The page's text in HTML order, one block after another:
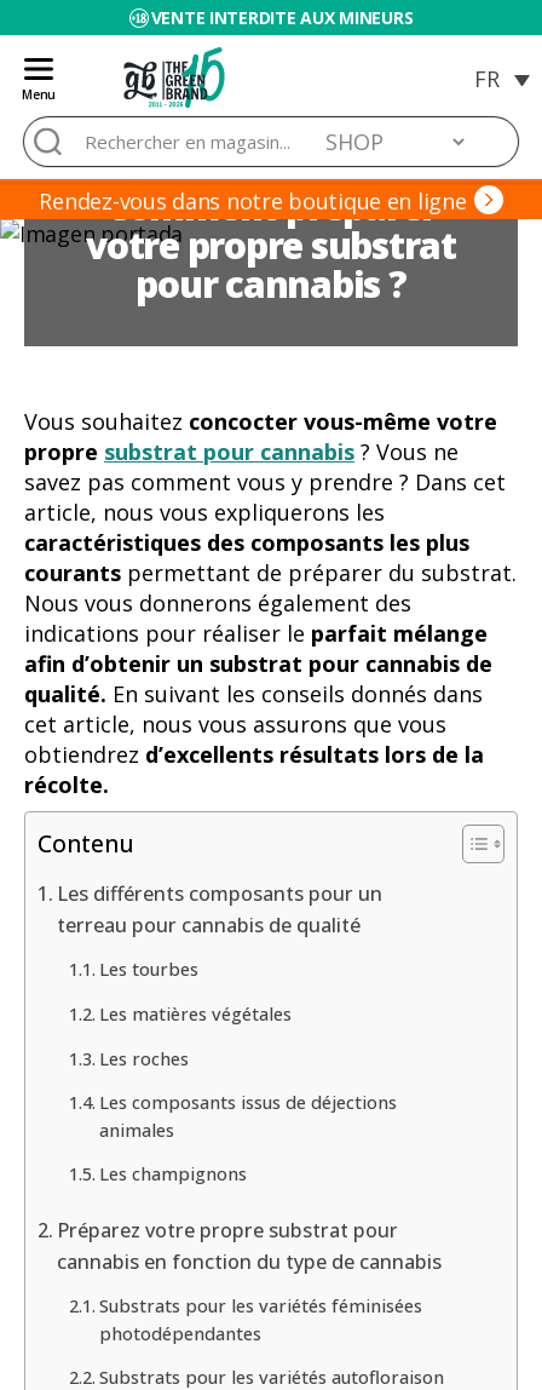
VENTE INTERDITE AUX MINEURS
Menu
Blog
de
Grow
Barato
Rechercher :
Rendez-vous dans notre boutique en ligne
Comment préparer
votre propre substrat
pour cannabis ?
Vous souhaitez concocter vous-même votre
propre substrat pour cannabis ? Vous ne
savez pas comment vous y prendre ? Dans cet
article, nous vous expliquerons les
caractéristiques des composants les plus
courants permettant de préparer du substrat.
Nous vous donnerons également des
indications pour réaliser le parfait mélange
afin d’obtenir un substrat pour cannabis de
qualité. En suivant les conseils donnés dans
cet article, nous vous assurons que vous
obtiendrez d’excellents résultats lors de la
récolte.
Contenu
Les différents composants pour un
terreau pour cannabis de qualité
Les tourbes
Les matières végétales
Les roches
Les composants issus de déjections
animales
Les champignons
Préparez votre propre substrat pour
cannabis en fonction du type de cannabis
Substrats pour les variétés féminisées
photodépendantes
Substrats pour les variétés autofloraison